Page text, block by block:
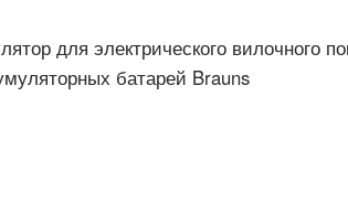
для электрического вилочного
батарей Brauns